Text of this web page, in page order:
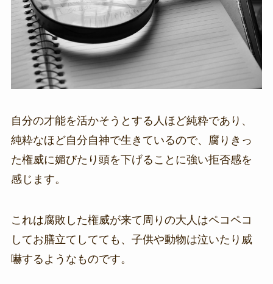
自分の才能を活かそうとする人ほど純粋であり、
純粋なほど自分自神で生きているので、腐りきっ
た権威に媚びたり頭を下げることに強い拒否感を
感じます。
これは腐敗した権威が来て周りの大人はペコペコ
してお膳立てしてても、子供や動物は泣いたり威
嚇するようなものです。